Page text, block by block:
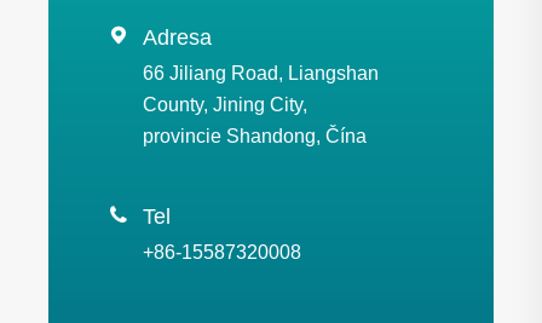
 Adresa
66 Jiliang Road, Liangshan
County, Jining City,
provincie Shandong, Čína
 Tel
+86-15587320008